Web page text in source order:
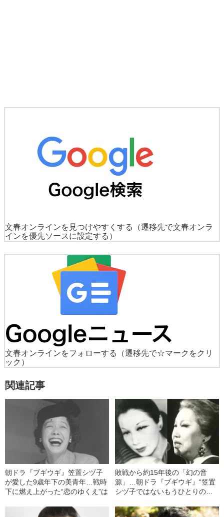
文春オンラインを見つけやすくする
（遷移先で文春オンラ
インを優先ソースに設定する）
文春オンラインをフォローする
（遷移先で☆マークをクリ
ック）
関連記事
朝ドラ『ブギウギ』笠置シヅ子
が愛した9歳年下の美青年…戦時
下に燃え上がった“恋のゆくえ”は
敗戦から約15年後の「幻の音
源」…朝ドラ『ブギウギ』“笠置
シヅ子ではないもうひとりの人